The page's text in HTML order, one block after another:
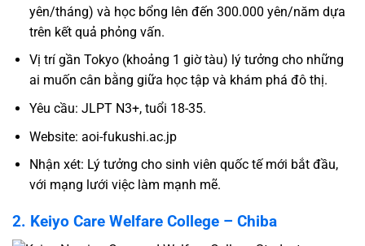
yên/tháng) và học bổng lên đến 300.000 yên/năm dựa
trên kết quả phỏng vấn.
Vị trí gần Tokyo (khoảng 1 giờ tàu) lý tưởng cho những
ai muốn cân bằng giữa học tập và khám phá đô thị.
Yêu cầu: JLPT N3+, tuổi 18-35.
Website: aoi-fukushi.ac.jp
Nhận xét: Lý tưởng cho sinh viên quốc tế mới bắt đầu,
với mạng lưới việc làm mạnh mẽ.
2. Keiyo Care Welfare College – Chiba